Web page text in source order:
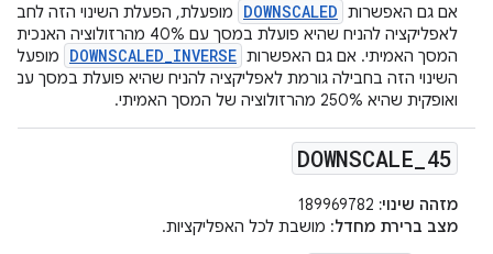
אם גם האפשרות DOWNSCALED
מופעלת, הפעלת השינוי הזה
לאפליקציה להניח שהיא פועלת במסך עם 40%
המסך האמיתי. אם גם האפשרות DOWNSCALED_INVERSE
השינוי הזה בחבילה גורמת לאפליקציה להניח שהיא פועלת במסך עם
ואופקית שהיא 250% מהרזולוציה של המסך האמיתי.
DOWNSCALE 45
מזהה שינוי:
מצב ברירת מחדל: מושבת לכל האפליקציות.